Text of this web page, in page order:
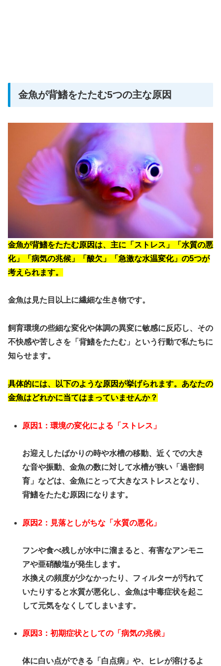
金魚が背鰭をたたむ5つの主な原因
金魚が背鰭をたたむ原因は、主に「ストレス」「水質の悪
化」「病気の兆候」「酸欠」「急激な水温変化」の5つが
考えられます。
金魚は見た目以上に繊細な生き物です。
飼育環境の些細な変化や体調の異変に敏感に反応し、その
不快感や苦しさを「背鰭をたたむ」という行動で私たちに
知らせます。
具体的には、以下のような原因が挙げられます。あなたの
金魚はどれかに当てはまっていませんか？
原因1：環境の変化による「ストレス」
お迎えしたばかりの時や水槽の移動、近くでの大き
な音や振動、金魚の数に対して水槽が狭い「過密飼
育」などは、金魚にとって大きなストレスとなり、
背鰭をたたむ原因になります。
原因2：見落としがちな「水質の悪化」
フンや食べ残しが水中に溜まると、有害なアンモニ
アや亜硝酸塩が発生します。
水換えの頻度が少なかったり、フィルターが汚れて
いたりすると水質が悪化し、金魚は中毒症状を起こ
して元気をなくしてしまいます。
原因3：初期症状としての「病気の兆候」
体に白い点ができる「白点病」や、ヒレが溶けるよ